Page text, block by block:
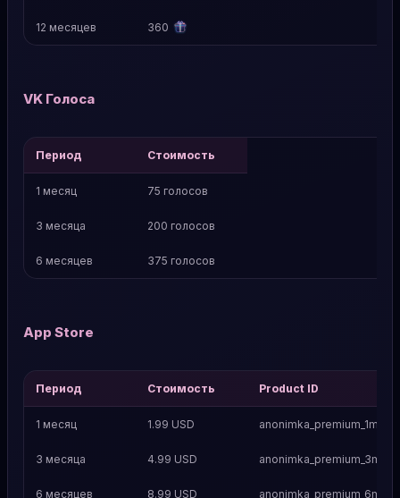
12 месяцев 360
VK Голоса
Период Стоимость
1 месяц 75 голосов
3 месяца 200 голосов
6 месяцев 375 голосов
App Store
Период Стоимость Product ID
1 месяц 1.99 USD anonimka_premium_1m
3 месяца 4.99 USD anonimka_premium_3m
6 месяцев 8.99 USD anonimka_premium_6m